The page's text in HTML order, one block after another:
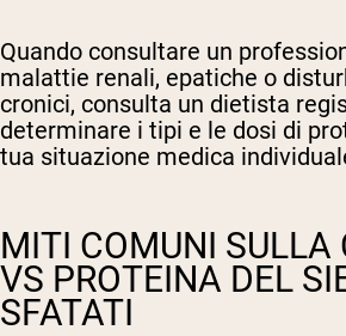
Quando consultare un
malattie renali, epatiche o
cronici, consulta un dietista
determinare i tipi e le dosi di
tua situazione medica
MITI COMUNI SULLA
VS PROTEINA DEL
SFATATI